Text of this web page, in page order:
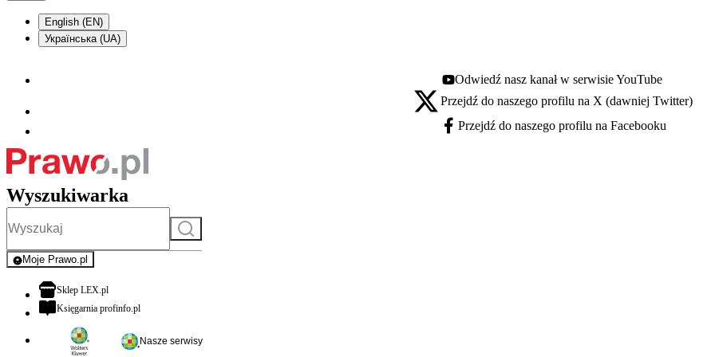
English (EN)
Українська (UA)
Youtube - otwiera się w nowej karcie
Odwiedź nasz kanał w serwisie YouTube
X - otwiera się w nowej karcie
Przejdź do naszego profilu na X (dawniej Twitter)
Facebook - otwiera się w nowej karcie
Przejdź do naszego profilu na Facebooku
Wyszukiwarka
Szukaj
Moje Prawo.pl
- rejestracja i logowanie do serwisu
Sklep LEX.plotwiera się w nowej karcie
Księgarnia profinfo.plotwiera się w nowej karcie
Nasze serwisy